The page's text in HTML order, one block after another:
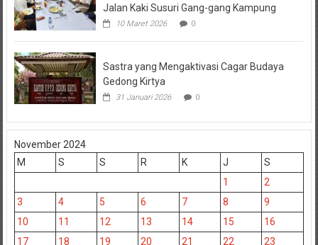
Jalan Kaki Susuri Gang-gang Kampung
10 Maret 2026 0
Sastra yang Mengaktivasi Cagar Budaya
Gedong Kirtya
31 Januari 2026 0
November 2024
M
S S R K J
S
1
2
3
4 5 6 7 8
9
10
11 12 13 14 15
16
17
18 19 20 21 22 23